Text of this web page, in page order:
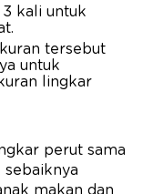
kali untuk
tersebut
untuk
lingkar
perut sama
sebaiknya
makan dan